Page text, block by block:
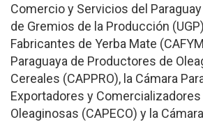
Comercio y Servicios del Paraguay
de Gremios de la Producción
Fabricantes de Yerba Mate
Paraguaya de Productores de
Cereales (CAPPRO), la Cámara
Exportadores y
Oleaginosas (CAPECO) y la